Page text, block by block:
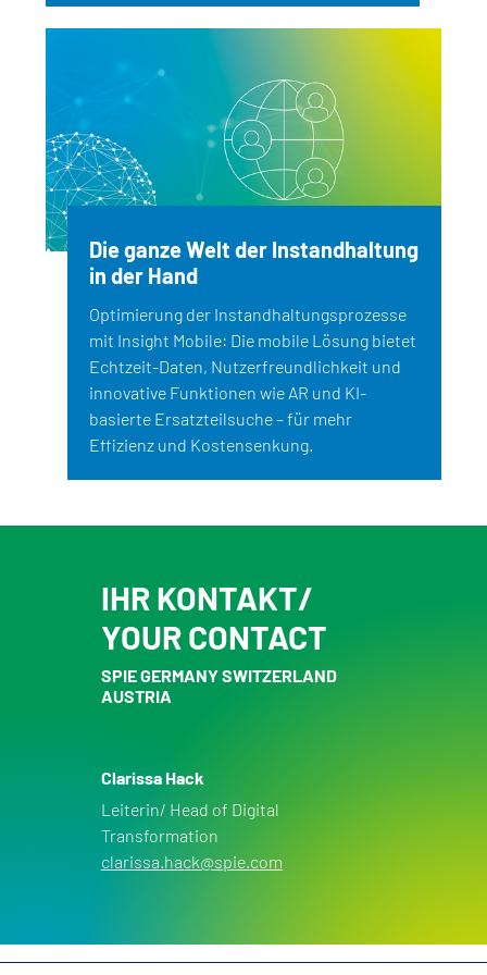
Die ganze Welt der Instandhaltung
in der Hand
Optimierung der Instandhaltungsprozesse
mit Insight Mobile: Die mobile Lösung bietet
Echtzeit-Daten, Nutzerfreundlichkeit und
innovative Funktionen wie AR und KI-
basierte Ersatzteilsuche – für mehr
Effizienz und Kostensenkung.
IHR KONTAKT/
YOUR CONTACT
SPIE GERMANY SWITZERLAND
AUSTRIA
Clarissa Hack
Leiterin/ Head of Digital
Transformation
clarissa.hack@spie.com